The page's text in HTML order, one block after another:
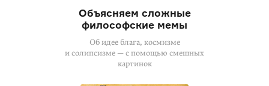
Объясняем сложные
философские мемы
Об идее блага, космизме
и солипсизме — с помощью смешных
картинок